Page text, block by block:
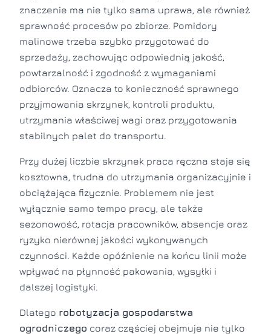
znaczenie ma nie tylko sama uprawa, ale również
sprawność procesów po zbiorze. Pomidory
malinowe trzeba szybko przygotować do
sprzedaży, zachowując odpowiednią jakość,
powtarzalność i zgodność z wymaganiami
odbiorców. Oznacza to konieczność sprawnego
przyjmowania skrzynek, kontroli produktu,
utrzymania właściwej wagi oraz przygotowania
stabilnych palet do transportu.
Przy dużej liczbie skrzynek praca ręczna staje się
kosztowna, trudna do utrzymania organizacyjnie i
obciążająca fizycznie. Problemem nie jest
wyłącznie samo tempo pracy, ale także
sezonowość, rotacja pracowników, absencje oraz
ryzyko nierównej jakości wykonywanych
czynności. Każde opóźnienie na końcu linii może
wpływać na płynność pakowania, wysyłki i
dalszej logistyki.
Dlatego robotyzacja gospodarstwa
ogrodniczego coraz częściej obejmuje nie tylko